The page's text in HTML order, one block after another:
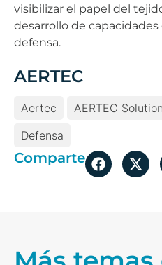
visibilizar el papel del
desarrollo de capacidades
defensa.
AERTEC
Aertec AERTEC
Defensa
Comparte